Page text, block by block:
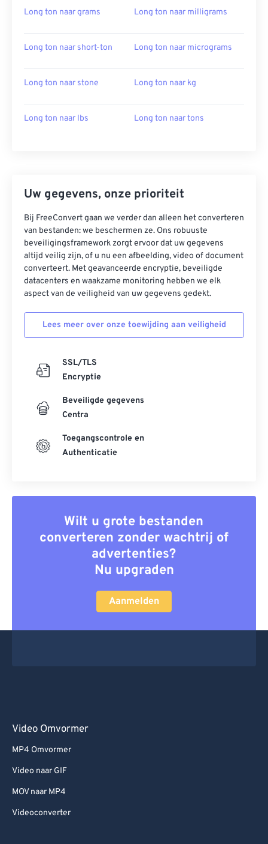
Long ton naar grams Long ton naar milligrams
Long ton naar short-ton Long ton naar micrograms
Long ton naar stone Long ton naar kg
Long ton naar lbs Long ton naar tons
Uw gegevens, onze prioriteit
Bij FreeConvert gaan we verder dan alleen het converteren
van bestanden: we beschermen ze. Ons robuuste
beveiligingsframework zorgt ervoor dat uw gegevens
altijd veilig zijn, of u nu een afbeelding, video of document
converteert. Met geavanceerde encryptie, beveiligde
datacenters en waakzame monitoring hebben we elk
aspect van de veiligheid van uw gegevens gedekt.
Lees meer over onze toewijding aan veiligheid
SSL/TLS
Encryptie
Beveiligde gegevens
Centra
Toegangscontrole en
Authenticatie
Wilt u grote bestanden
converteren zonder wachtrij of
advertenties?
Nu upgraden
Aanmelden
Video Omvormer
MP4 Omvormer
Video naar GIF
MOV naar MP4
Videoconverter